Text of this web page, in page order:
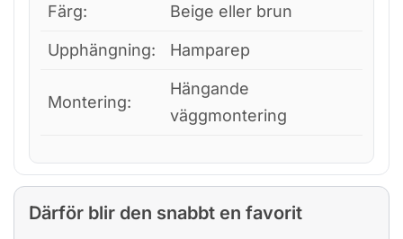
Färg: Beige eller brun
Upphängning: Hamparep
Montering:
Hängande
väggmontering
Därför blir den snabbt en favorit